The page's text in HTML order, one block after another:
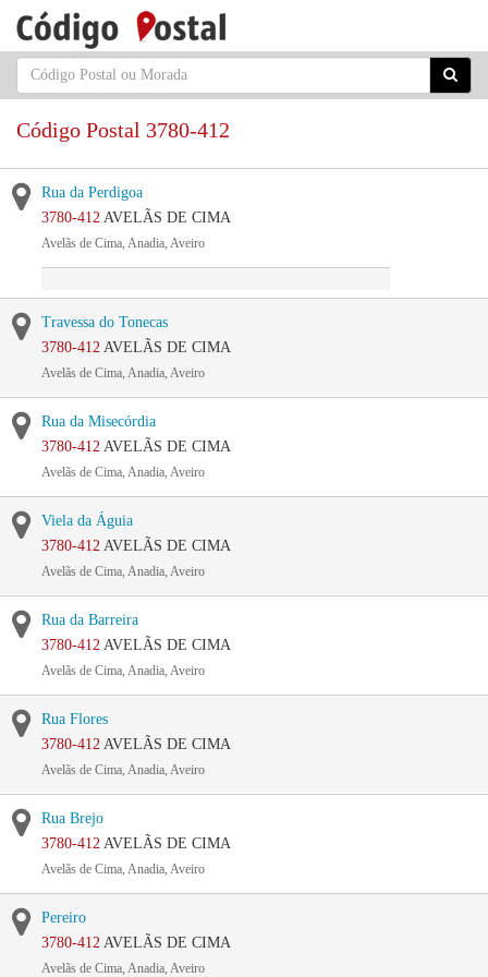
Código Postal 3780-412
Rua da Perdigoa
3780-412 AVELÃS DE CIMA
Avelãs de Cima, Anadia, Aveiro
Travessa do Tonecas
3780-412 AVELÃS DE CIMA
Avelãs de Cima, Anadia, Aveiro
Rua da Misecórdia
3780-412 AVELÃS DE CIMA
Avelãs de Cima, Anadia, Aveiro
Viela da Águia
3780-412 AVELÃS DE CIMA
Avelãs de Cima, Anadia, Aveiro
Rua da Barreira
3780-412 AVELÃS DE CIMA
Avelãs de Cima, Anadia, Aveiro
Rua Flores
3780-412 AVELÃS DE CIMA
Avelãs de Cima, Anadia, Aveiro
Rua Brejo
3780-412 AVELÃS DE CIMA
Avelãs de Cima, Anadia, Aveiro
Pereiro
3780-412 AVELÃS DE CIMA
Avelãs de Cima, Anadia, Aveiro